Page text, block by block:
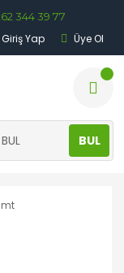
344 39 77
Giriş Yap Üye Ol
BUL